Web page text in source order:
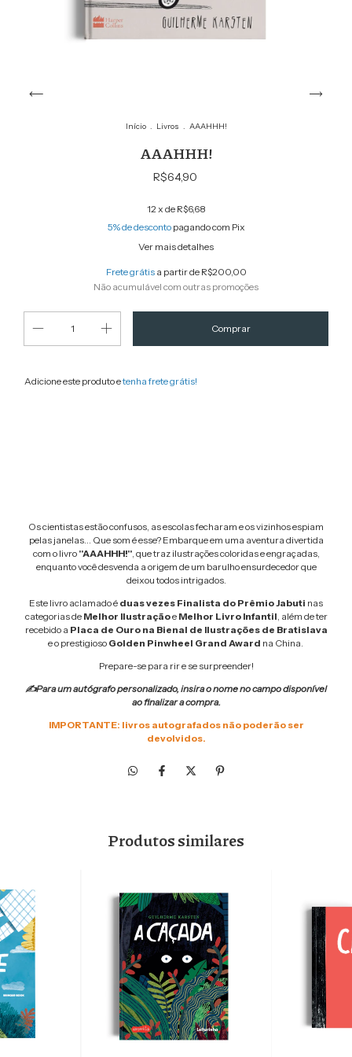
Início . Livros . AAAHHH!
AAAHHH!
R$64,90
12 x de R$6,68
5% de descontopagando com Pix
Ver mais detalhes
Frete grátis a partir de R$200,00
Não acumulável com outras promoções
Adicione este produto etenha frete grátis!
Os cientistas estão confusos, as escolas fecharam e os vizinhos espiam
pelas janelas... Que som é esse? Embarque em uma aventura divertida
com o livro "AAAHHH!", que traz ilustrações coloridas e engraçadas,
enquanto você desvenda a origem de um barulho ensurdecedor que
deixou todos intrigados.
Este livro aclamado é duas vezes Finalista do Prêmio Jabuti nas
categorias de Melhor Ilustraçãoe Melhor Livro Infantil, além de ter
recebido a Placa de Ouro na Bienal de Ilustrações de Bratislava
e o prestigioso Golden Pinwheel Grand Award na China.
Prepare-se para rir e se surpreender!
✍Para um autógrafo personalizado, insira o nome no campo disponível
ao finalizar a compra.
IMPORTANTE: livros autografados não poderão ser
devolvidos.
Produtos similares